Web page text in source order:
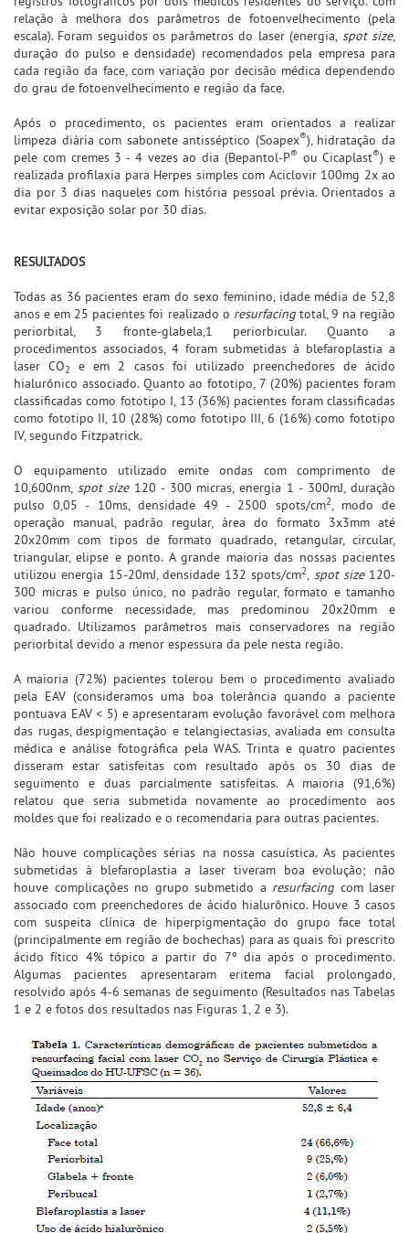
relação à melhora dos parâmetros de fotoenvelhecimento (pela
escala). Foram seguidos os parâmetros do laser (energia, spot size,
duração do pulso e densidade) recomendados pela empresa para
cada região da face, com variação por decisão médica dependendo
do grau de fotoenvelhecimento e região da face.
Após o procedimento, os pacientes eram orientados a realizar
limpeza diária com sabonete antisséptico (Soapex®), hidratação da
pele com cremes 3 - 4 vezes ao dia (Bepantol-P® ou Cicaplast®) e
realizada profilaxia para Herpes simples com Aciclovir 100mg 2x ao
dia por 3 dias naqueles com história pessoal prévia. Orientados a
evitar exposição solar por 30 dias.
RESULTADOS
Todas as 36 pacientes eram do sexo feminino, idade média de 52,8
anos e em 25 pacientes foi realizado o resurfacingtotal, 9 na região
periorbital, 3 fronte-glabela,1 periorbicular. Quanto a
procedimentos associados, 4 foram submetidas à blefaroplastia a
laser CO2
e em 2 casos foi utilizado preenchedores de ácido
hialurônico associado. Quanto ao fototipo, 7 (20%) pacientes foram
classificadas como fototipo I, 13 (36%) pacientes foram classificadas
como fototipo II, 10 (28%) como fototipo III, 6 (16%) como fototipo
IV, segundo Fitzpatrick.
O equipamento utilizado emite ondas com comprimento de
10,600nm, spot size120 - 300 micras, energia 1 - 300mJ, duração
pulso 0,05 - 10ms, densidade 49 - 2500 spots/cm2, modo de
operação manual, padrão regular, área do formato 3x3mm até
20x20mm com tipos de formato quadrado, retangular, circular,
triangular, elipse e ponto. A grande maioria das nossas pacientes
utilizou energia 15-20mJ, densidade 132 spots/cm2, spot size120-
300 micras e pulso único, no padrão regular, formato e tamanho
variou conforme necessidade, mas predominou 20x20mm e
quadrado. Utilizamos parâmetros mais conservadores na região
periorbital devido a menor espessura da pele nesta região.
A maioria (72%) pacientes tolerou bem o procedimento avaliado
pela EAV (consideramos uma boa tolerância quando a paciente
pontuava EAV < 5) e apresentaram evolução favorável com melhora
das rugas, despigmentação e telangiectasias, avaliada em consulta
médica e análise fotográfica pela WAS. Trinta e quatro pacientes
disseram estar satisfeitas com resultado após os 30 dias de
seguimento e duas parcialmente satisfeitas. A maioria (91,6%)
relatou que seria submetida novamente ao procedimento aos
moldes que foi realizado e o recomendaria para outras pacientes.
Não houve complicações sérias na nossa casuística. As pacientes
submetidas à blefaroplastia a laser tiveram boa evolução; não
houve complicações no grupo submetido a resurfacing com laser
associado com preenchedores de ácido hialurônico. Houve 3 casos
com suspeita clínica de hiperpigmentação do grupo face total
(principalmente em região de bochechas) para as quais foi prescrito
ácido fítico 4% tópico a partir do 7º dia após o procedimento.
Algumas pacientes apresentaram eritema facial prolongado,
resolvido após 4-6 semanas de seguimento (Resultados nas Tabelas
1 e 2 e fotos dos resultados nas Figuras 1, 2 e 3).